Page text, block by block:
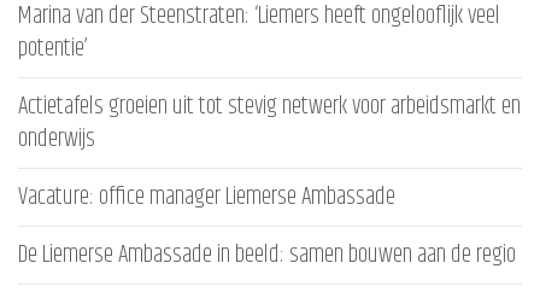
Marina van der Steenstraten: ‘Liemers heeft ongelooflijk veel
potentie’
Actietafels groeien uit tot stevig netwerk voor arbeidsmarkt en
onderwijs
Vacature: office manager Liemerse Ambassade
De Liemerse Ambassade in beeld: samen bouwen aan de regio